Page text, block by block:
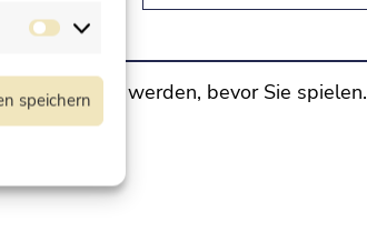
speichern
gewährt werden, bevor Sie spielen.